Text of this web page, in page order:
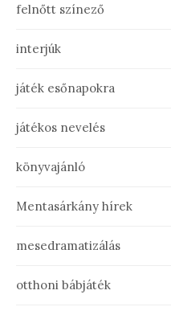
felnőtt színező
interjúk
játék esőnapokra
játékos nevelés
könyvajánló
Mentasárkány hírek
mesedramatizálás
otthoni bábjáték